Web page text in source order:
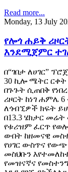
Read more...
Monday, 13 July
የሎጎ ሐይቅ
እንደሚጀምር
በ“ገበታ ለሀገር”
30 ኪሎ ሜትር ርቀት
በጉጉት ሲጠበቅ
ሪዞርት ከነገ ሐምሌ
ለጎብኚዎች ክፍት
በ13.3 ሄክታር
የቱሪዝም ፈርጥ
ውበት ከዘመናዊ
የሀገር ውስጥና
መስህቡን
የመዝናኛና